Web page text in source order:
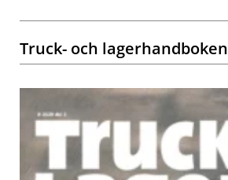
Truck- och lagerhandboken